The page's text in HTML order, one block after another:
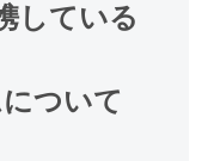
している
ついて